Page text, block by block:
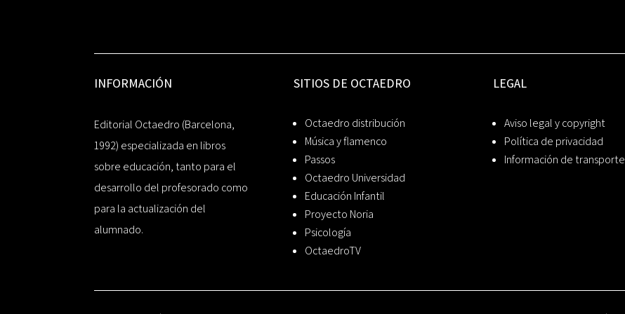
INFORMACIÓN
Editorial Octaedro (Barcelona,
1992) especializada en libros
sobre educación, tanto para el
desarrollo del profesorado como
para la actualización del
alumnado.
SITIOS DE OCTAEDRO
Octaedro distribución
Música y flamenco
Passos
Octaedro Universidad
Educación Infantil
Proyecto Noria
Psicología
OctaedroTV
LEGAL
Aviso legal y copyright
Política de privacidad
Información de transporte